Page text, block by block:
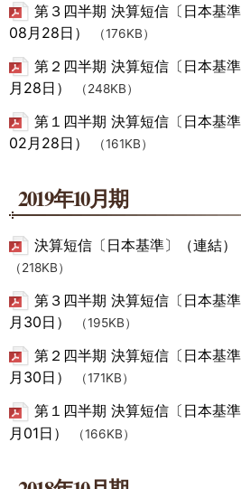
第３四半期 決算短信〔日本基
08月28日）
（176KB）
第２四半期 決算短信〔日本基
月28日）
（248KB）
第１四半期 決算短信〔日本基
02月28日）
（161KB）
2019年10月期
決算短信〔日本基準〕（連結）
（218KB）
第３四半期 決算短信〔日本基
月30日）
（195KB）
第２四半期 決算短信〔日本基
月30日）
（171KB）
第１四半期 決算短信〔日本基
月01日）
（166KB）